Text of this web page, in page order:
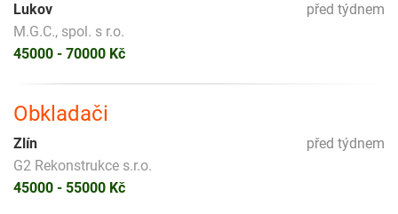
před týdnem
Lukov
M.G.C., spol. s r.o.
45000 - 70000 Kč
Obkladači
před týdnem
Zlín
G2 Rekonstrukce s.r.o.
45000 - 55000 Kč